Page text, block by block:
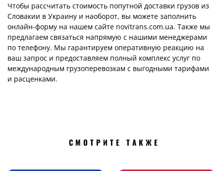
Чтобы рассчитать стоимость попутной доставки грузов из
Словакии в Украину и наоборот, вы можете заполнить
онлайн-форму на нашем сайте novitrans.com.ua. Также мы
предлагаем связаться напрямую с нашими менеджерами
по телефону. Мы гарантируем оперативную реакцию на
ваш запрос и предоставляем полный комплекс услуг по
международным грузоперевозкам с выгодными тарифами
и расценками.
СМОТРИТЕ ТАКЖЕ